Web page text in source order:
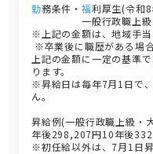
勤務条件・ 福利厚生(令和
一般行政職上
※上記の金額は、地域手当
※卒業後に職歴がある場
上記の金額に一定の基準
ります。
※昇給日は毎年7月1日で
ん。
昇給例(一般行政職上級・
年後298,207円10年後
※初任給以外は、7月1日